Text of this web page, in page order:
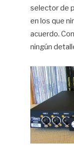
selector de
en los que
acuerdo.
ningún